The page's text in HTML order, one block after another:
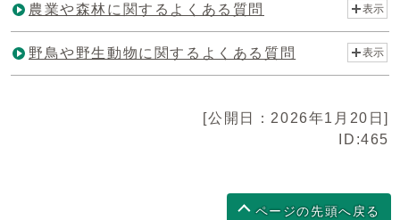
農業や森林に関するよくある質問 表示
野鳥や野生動物に関するよくある質問 表示
[公開日：2026年1月20日]
ID:465
ページの先頭へ戻る